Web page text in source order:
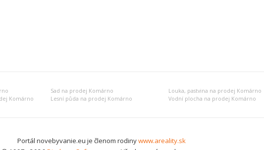
Sad na prodej Komárno Louka, pastvina na prodej Komárno
Komárno
Lesní půda na prodej Komárno Vodní plocha na prodej Komárno
Portál novebyvanie.eu je členom rodinywww.areality.sk